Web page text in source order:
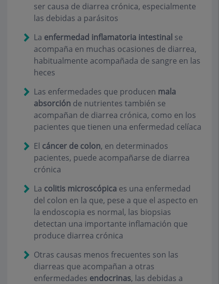
ser causa de diarrea crónica, especialmente
las debidas a parásitos
La enfermedad inflamatoria intestinal se
acompaña en muchas ocasiones de diarrea,
habitualmente acompañada de sangre en las
heces
Las enfermedades que producen mala
absorción de nutrientes también se
acompañan de diarrea crónica, como en los
pacientes que tienen una enfermedad celíaca
El cáncer de colon, en determinados
pacientes, puede acompañarse de diarrea
crónica
La colitis microscópica es una enfermedad
del colon en la que, pese a que el aspecto en
la endoscopia es normal, las biopsias
detectan una importante inflamación que
produce diarrea crónica
Otras causas menos frecuentes son las
diarreas que acompañan a otras
enfermedades endocrinas, las debidas a